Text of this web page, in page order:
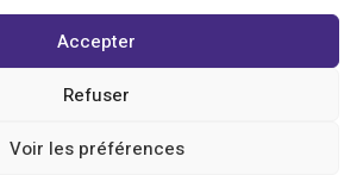
Accepter
Refuser
Voir les préférences
des blessures, que ce soit dans le
ou dans la récupération post-chirurgicale.
que les patients qui reçoivent des
de croissance pourraient connaître